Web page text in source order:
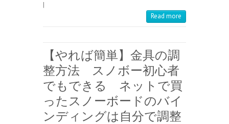
|
Read more
【やれば簡単】金具の調
整方法 スノボー初心者
でもできる ネットで買
ったスノーボードのバイ
ンディングは自分で調整